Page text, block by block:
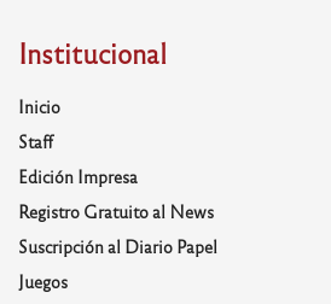
Institucional
Inicio
Staff
Edición Impresa
Registro Gratuito al News
Suscripción al Diario Papel
Juegos